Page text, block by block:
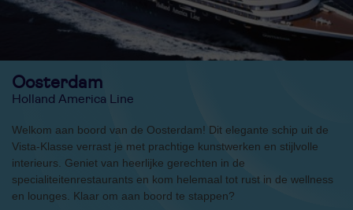
Oosterdam
Holland America Line
Welkom aan boord van de Oosterdam! Dit elegante schip uit de
Vista-Klasse verrast je met prachtige kunstwerken en stijlvolle
interieurs. Geniet van heerlijke gerechten in de
specialiteitenrestaurants en kom helemaal tot rust in de wellness
en lounges. Klaar om aan boord te stappen?